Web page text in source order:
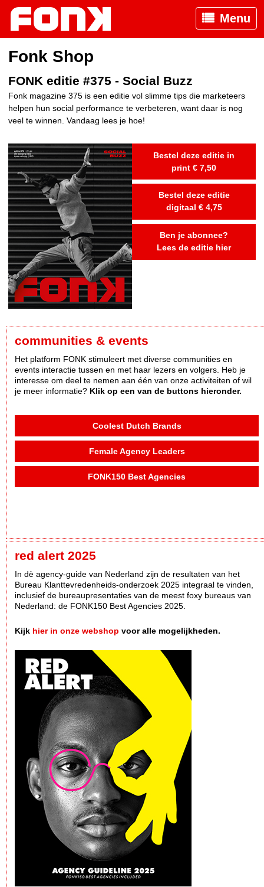
Menu
Fonk Shop
FONK editie #375 - Social Buzz
Fonk magazine 375 is een editie vol slimme tips die marketeers
helpen hun social performance te verbeteren, want daar is nog
veel te winnen. Vandaag lees je hoe!
Bestel deze editie in
print € 7,50
Bestel deze editie
digitaal € 4,75
Ben je abonnee?
Lees de editie hier
communities & events
Het platform FONK stimuleert met diverse communities en
events interactie tussen en met haar lezers en volgers. Heb je
interesse om deel te nemen aan één van onze activiteiten of wil
je meer informatie? Klik op een van de buttons hieronder.
Coolest Dutch Brands
Female Agency Leaders
FONK150 Best Agencies
red alert 2025
In dè agency-guide van Nederland zijn de resultaten van het
Bureau Klanttevredenheids-onderzoek 2025 integraal te vinden,
inclusief de bureaupresentaties van de meest foxy bureaus van
Nederland: de FONK150 Best Agencies 2025.
Kijk hier in onze webshop voor alle mogelijkheden.